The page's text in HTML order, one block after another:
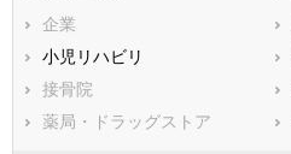
豊川市
碧南市
豊田市
西尾市
企業
小児リハビリ
接骨院
薬局・ドラッグストア